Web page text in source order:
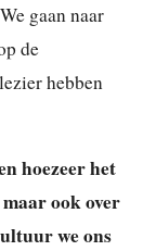
gaan naar
de
hebben
hoezeer het
ook over
we ons